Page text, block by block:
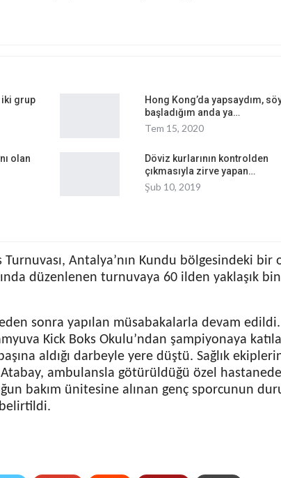
iki grup
Hong Kong’da yapsaydım,
başladığım anda ya…
Tem 15, 2020
olan
Döviz kurlarının kontrolden
çıkmasıyla zirve yapan…
Şub 10, 2019
Turnuvası, Antalya’nın Kundu bölgesindeki bir
düzenlenen turnuvaya 60 ilden yaklaşık
sonra yapılan müsabakalarla devam
Kick Boks Okulu’ndan şampiyonaya
aldığı darbeyle yere düştü. Sağlık
Atabay, ambulansla götürüldüğü özel
bakım ünitesine alınan genç sporcunun